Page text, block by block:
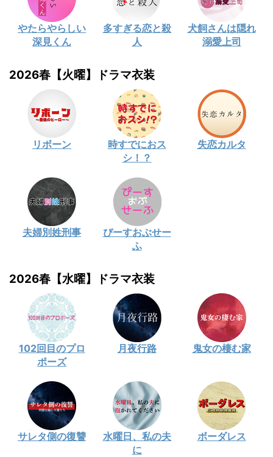
やたらやらしい
深見くん
多すぎる恋と殺
人
犬飼さんは隠れ
溺愛上司
2026春【火曜】ドラマ衣装
リボーン
時すでにおス
シ！？
失恋カルタ
夫婦別姓刑事
ぴーすおぶせー
ふ
2026春【水曜】ドラマ衣装
102回目のプロ
ポーズ
月夜行路 鬼女の棲む家
サレタ側の復讐
水曜日、私の夫
に
ボーダレス